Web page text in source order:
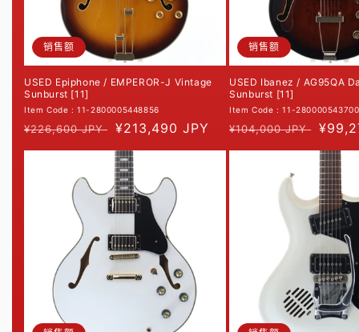
销售额
USED Epiphone / EMPEROR-J Vintage
Sunburst [11]
Item Code : 11-2800005448856
常
¥226,600 JPY
促
价
¥213,490 JPY
销售额
USED Ibanez / AG95QA
Sunburst [11]
Item Code : 11-
常
¥104,000 JPY
促
价